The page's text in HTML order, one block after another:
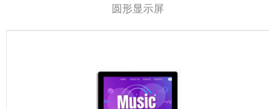
圆形显示屏